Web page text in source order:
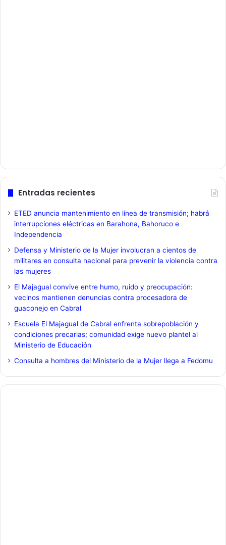
Entradas recientes
ETED anuncia mantenimiento en línea de transmisión; habrá
interrupciones eléctricas en Barahona, Bahoruco e
Independencia
Defensa y Ministerio de la Mujer involucran a cientos de
militares en consulta nacional para prevenir la violencia contra
las mujeres
El Majagual convive entre humo, ruido y preocupación:
vecinos mantienen denuncias contra procesadora de
guaconejo en Cabral
Escuela El Majagual de Cabral enfrenta sobrepoblación y
condiciones precarias; comunidad exige nuevo plantel al
Ministerio de Educación
Consulta a hombres del Ministerio de la Mujer llega a Fedomu